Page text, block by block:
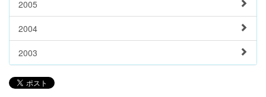
2005
2004
2003